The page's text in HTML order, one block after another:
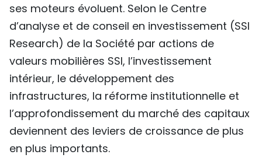
À PROPOS DU "PEUPLE"
TIẾNG VIỆT
ENGLISH
中文
ESPAÑOL
ses moteurs évoluent. Selon le Centre
d’analyse et de conseil en investissement (SSI
Research) de la Société par actions de
valeurs mobilières SSI, l’investissement
intérieur, le développement des
infrastructures, la réforme institutionnelle et
l’approfondissement du marché des capitaux
deviennent des leviers de croissance de plus
en plus importants.